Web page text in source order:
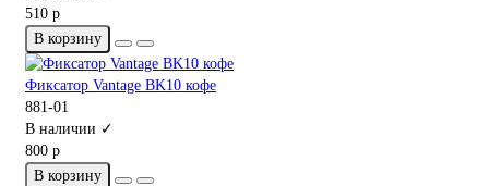
510 р
В корзину
Фиксатор Vantage BK10 кофе
881-01
В наличии ✓
800 р
В корзину